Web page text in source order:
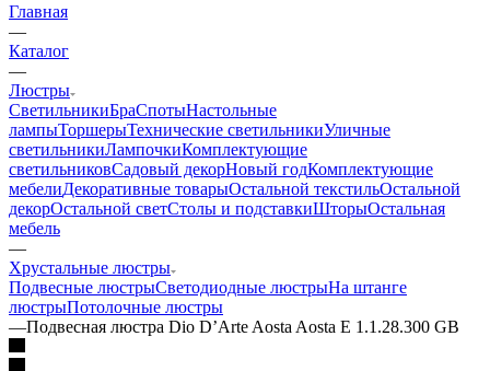
Главная
—
Каталог
—
Люстры
СветильникиБраСпотыНастольные
лампыТоршерыТехнические светильникиУличные
светильникиЛампочкиКомплектующие
светильниковСадовый декорНовый годКомплектующие
мебелиДекоративные товарыОстальной текстильОстальной
декорОстальной светСтолы и подставкиШторыОстальная
мебель
—
Хрустальные люстры
Подвесные люстрыСветодиодные люстрыНа штанге
люстрыПотолочные люстры
—Подвесная люстра Dio D’Arte Aosta Aosta E 1.1.28.300 GB